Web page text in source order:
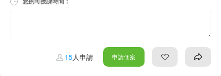
15人申請 申請個案